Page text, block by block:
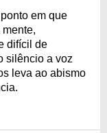
em que
difícil de
silêncio a voz
leva ao abismo